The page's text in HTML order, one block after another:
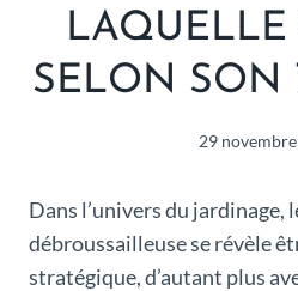
LAQUELLE
SELON SON
29
Dans l’univers du jardinage,
débroussailleuse se révèle
stratégique, d’autant plus